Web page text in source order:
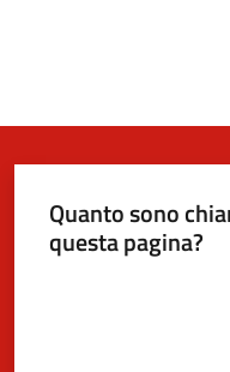
Quanto sono
questa pagina?